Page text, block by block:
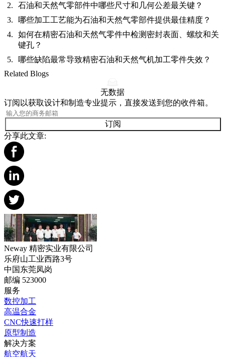
石油和天然气零部件中哪些尺寸和几何公差最关键？
哪些加工工艺能为石油和天然气零部件提供最佳精度？
如何在精密石油和天然气零件中检测密封表面、螺纹和关
键孔？
哪些缺陷最常导致精密石油和天然气机加工零件失效？
Related Blogs
无数据
订阅以获取设计和制造专业提示，直接发送到您的收件箱。
订阅
分享此文章:
Neway 精密实业有限公司
乐府山工业西路3号
中国东莞凤岗
邮编 523000
服务
数控加工
高温合金
CNC快速打样
原型制造
解决方案
航空航天